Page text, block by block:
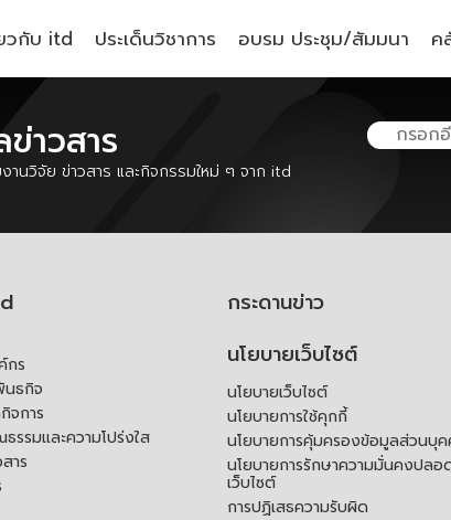
วกับ itd ประเด็นวิชาการ อบรม ประชุม/สัมมนา ค
าวสาร
านวิจัย ข่าวสาร และกิจกรรมใหม่ ๆ จาก itd
กร
ธกิจ
จการ
รรมและความโปร่งใส
าร
กระดานข่าว
นโยบายเว็บไซต์
นโยบายเว็บไซต์
นโยบายการใช้คุกกี้
นโยบายการคุ้มครองข้อมูลส่วนบุ
นโยบายการรักษาความมั่นคงปลอ
เว็บไซต์
การปฏิเสธความรับผิด